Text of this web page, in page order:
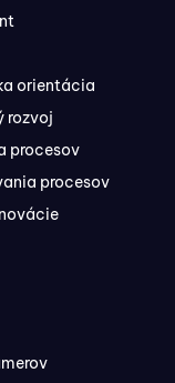
orientácia
rozvoj
procesov
procesov